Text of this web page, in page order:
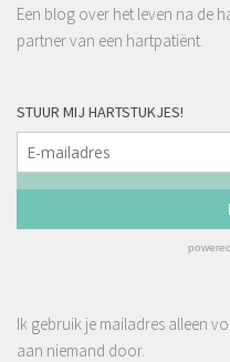
Een blog over het leven na de
partner van een hartpatiënt.
STUUR MIJ HARTSTUKJES!
Ik gebruik je mailadres alleen
aan niemand door.